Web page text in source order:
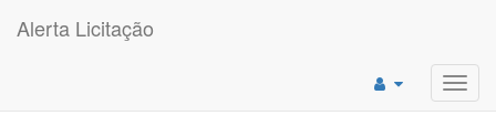
Alerta Licitação